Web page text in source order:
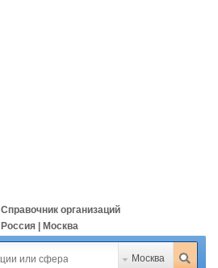
Справочник организаций
Россия | Москва
Москва